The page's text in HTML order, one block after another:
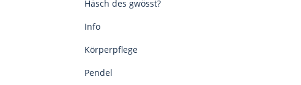
Häsch des gwösst?
Info
Körperpflege
Pendel